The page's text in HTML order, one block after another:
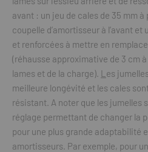
avant : un jeu de cales de 35 mm
coupelle d’amortisseur à l’avant
et renforcées à mettre en
(réhausse approximative de 3 cm
lames et de la charge). L es
meilleure longévité et les cales
résistant. A noter que les jumelles
réglage permettant de changer la
pour une plus grande adaptabilité
amortisseurs. Par exemple, pour